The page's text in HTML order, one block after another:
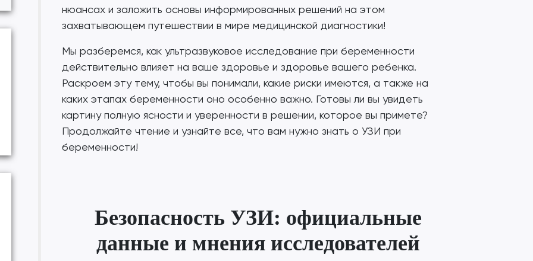
нюансах и заложить основы информированных решений на этом
захватывающем путешествии в мире медицинской диагностики!
Мы разберемся, как ультразвуковое исследование при беременности
действительно влияет на ваше здоровье и здоровье вашего ребенка.
Раскроем эту тему, чтобы вы понимали, какие риски имеются, а также на
каких этапах беременности оно особенно важно. Готовы ли вы увидеть
картину полную ясности и уверенности в решении, которое вы примете?
Продолжайте чтение и узнайте все, что вам нужно знать о УЗИ при
беременности!
Безопасность УЗИ: официальные
данные и мнения исследователей